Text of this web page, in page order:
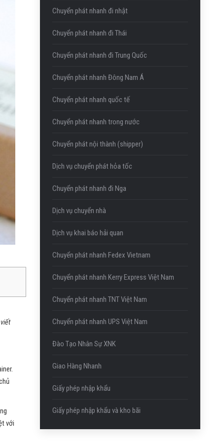
với
Chuyển phát nhanh đi nhật
Chuyển phát nhanh đi Thái
Chuyển phát nhanh đi Trung Quốc
Chuyển phát nhanh Đông Nam Á
Chuyển phát nhanh quốc tế
Chuyển phát nhanh trong nước
Chuyển phát nội thành (shipper)
Dịch vụ chuyển phát hỏa tốc
Chuyển phát nhanh đi Nga
Dịch vụ chuyển nhà
Dịch vụ khai báo hải quan
Chuyển phát nhanh Fedex Vietnam
Chuyển phát nhanh Kerry Express Việt Nam
Chuyển phát nhanh TNT Việt Nam
Chuyển phát nhanh UPS Việt Nam
Đào Tạo Nhân Sự XNK
Giao Hàng Nhanh
Giấy phép nhập khẩu
Giấy phép nhập khẩu và kho bãi